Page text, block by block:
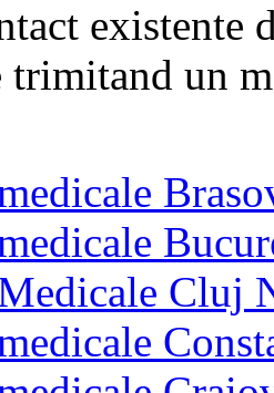
existente
trimitand un
Cluj